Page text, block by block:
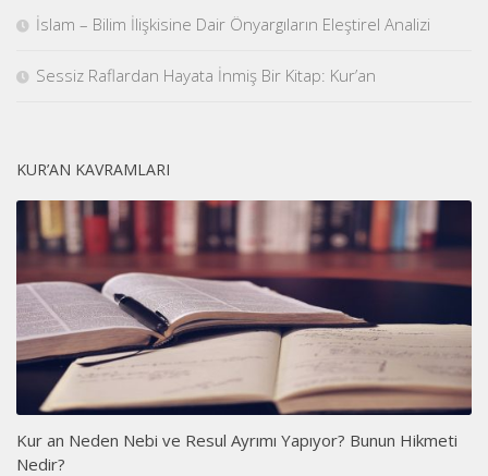
İslam – Bilim İlişkisine Dair Önyargıların Eleştirel Analizi
Sessiz Raflardan Hayata İnmiş Bir Kitap: Kur’an
KUR’AN KAVRAMLARI
Kur an Neden Nebi ve Resul Ayrımı Yapıyor? Bunun Hikmeti
Nedir?